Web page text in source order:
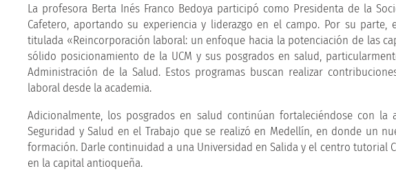
La profesora Berta Inés Franco Bedoya participó como Presidenta de la
Cafetero, aportando su experiencia y liderazgo en el campo. Por su
titulada «Reincorporación laboral: un enfoque hacia la potenciación de las
sólido posicionamiento de la UCM y sus posgrados en salud,
Administración de la Salud. Estos programas buscan realizar
laboral desde la academia.
Adicionalmente, los posgrados en salud continúan fortaleciéndose con
Seguridad y Salud en el Trabajo que se realizó en Medellín, en donde un
formación. Darle continuidad a una Universidad en Salida y el centro tutorial
en la capital antioqueña.